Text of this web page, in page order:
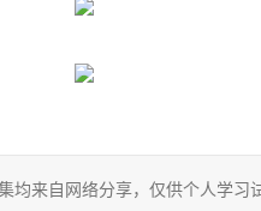
均来自网络分享，仅供个人学习